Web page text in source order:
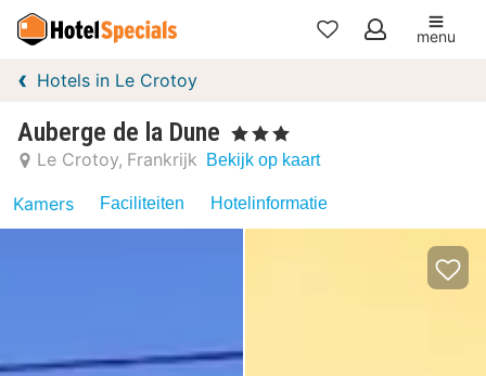
Mijn
menu
Hotels in Le Crotoy
Auberge de la Dune , 3 Sterren
Le Crotoy Frankrijk Bekijk op kaart
Kamers Faciliteiten Hotelinformatie